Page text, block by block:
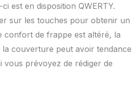
est en disposition QWERTY.
sur les touches pour obtenir un
confort de frappe est altéré, la
la couverture peut avoir tendance
vous prévoyez de rédiger de